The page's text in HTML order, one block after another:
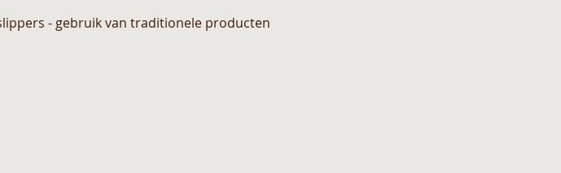
- gebruik van traditionele producten